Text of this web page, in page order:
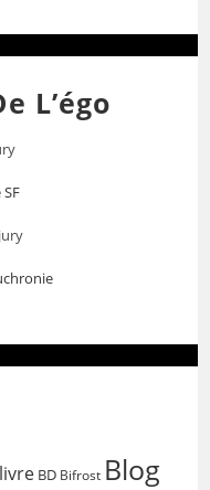
L’égo
BD Bifrost Blog